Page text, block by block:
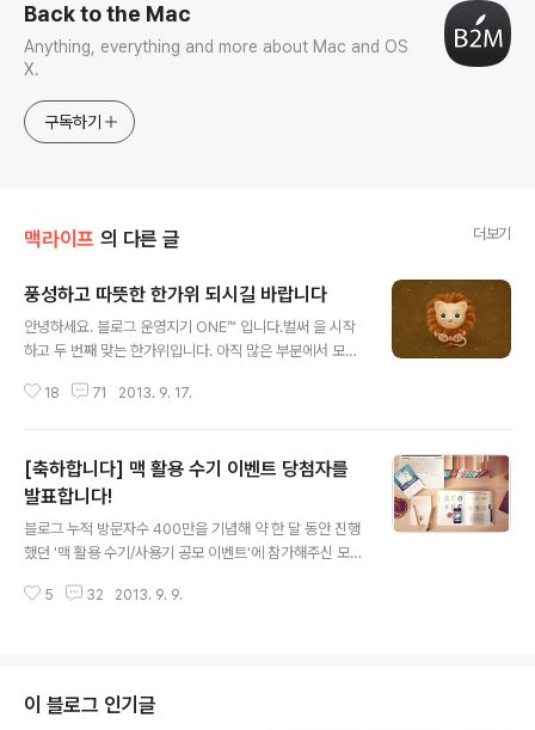
Back to the Mac
Anything, everything and more about Mac and OS
X.
구독하기
맥라이프 의 다른 글 더보기
풍성하고 따뜻한 한가위 되시길 바랍니다
안녕하세요. 블로그 운영지기 ONE™ 입니다.벌써 을 시작
하고 두 번째 맞는 한가위입니다. 아직 많은 부분에서 모자
와 응원 보내주시는 분들께 이 자리를 빌려 진심으로 감사
개숙이며 익어가는 벼처럼 겸손한 자세로 블로그 운영에
임하도록 하겠습니다.오랜만에 한가위 연휴가 5일이나 되
는데, 용돈 달라고 보채는 조카들과 장가 언제 가냐고 성화
이신 부모님의 눈치를 피해 틈틈이 소식 전하겠습니다. Ba
보내시길 바라며, 이번 한가위 연휴 기간 가정에 웃음꽃이
18 71 2013. 9. 17.
[축하합니다] 맥 활용 수기 이벤트 당첨자를
발표합니다!
블로그 누적 방문자수 400만을 기념해 약 한 달 동안 진행
했던 '맥 활용 수기/사용기 공모 이벤트'에 참가해주신 모든
모에는 약 서른 분의 맥 사용자가 참가해 경쟁을 벌였습니
민님 - casiop***@icloud.com 상품: 아이튠스 기프트
카드 $50 • 이정술(Sam)님 - ak132***@gmail.com
5 32 2013. 9. 9.
이 블로그 인기글